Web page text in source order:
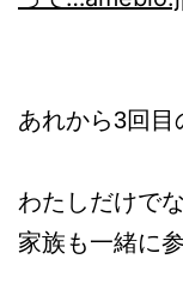
あれから3回目
わたしだけでな
家族も一緒に